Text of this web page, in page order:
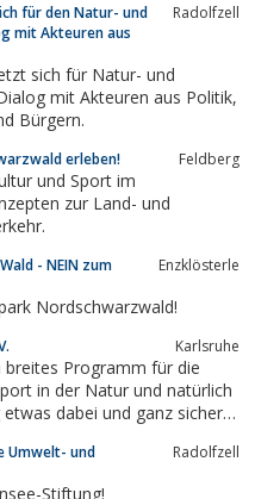
für den Natur- und
mit Akteuren aus
Radolfzell
mit Akteuren aus Politik,
Bürgern.
erleben! Feldberg
zur Land- und
Verkehr.
- NEIN zum
Enzklösterle
Nordschwarzwald!
Karlsruhe
Programm für die
dabei und ganz sicher
der Rheinebene über
Umwelt- und
Radolfzell
Stiftung!